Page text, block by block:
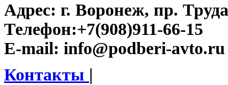
Адрес: г. Воронеж, пр.
Телефон:+7(908)911-66-15
E-mail: info@podberi-avto.ru
Контакты |